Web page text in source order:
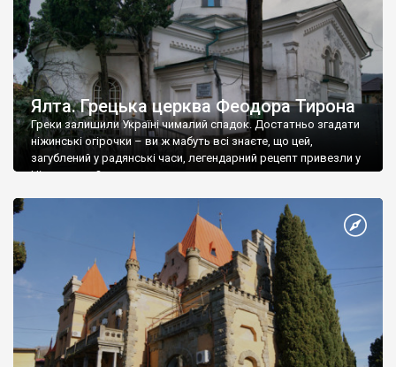
Ялта. Грецька церква Феодора Тирона
Греки залишили Україні чималий спадок. Достатньо згадати
ніжинські огірочки – ви ж мабуть всі знаєте, що цей,
загублений у радянські часи, легендарний рецепт привезли у
Ніжин греки?